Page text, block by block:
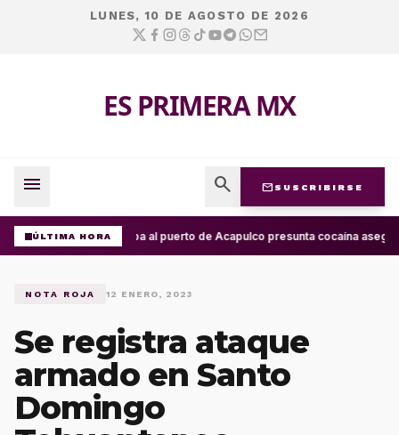
LUNES, 10 DE AGOSTO DE 2026
ES PRIMERA MX
menu search mail SUSCRIBIRSE
ÚLTIMA HORAArriba al puerto de Acapulco presunta cocaína
NOTA ROJA 12 ENERO, 2023
Se registra ataque
armado en Santo
Domingo